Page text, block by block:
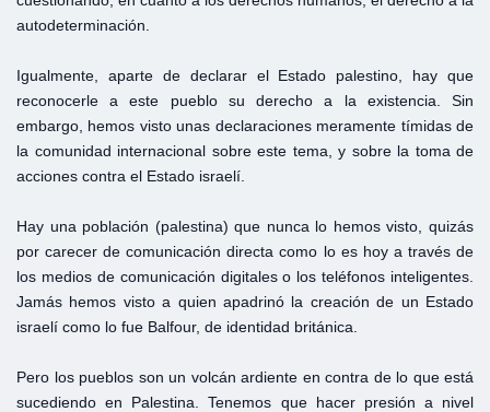
autodeterminación.
Igualmente, aparte de declarar el Estado palestino, hay que
reconocerle a este pueblo su derecho a la existencia. Sin
embargo, hemos visto unas declaraciones meramente tímidas de
la comunidad internacional sobre este tema, y sobre la toma de
acciones contra el Estado israelí.
Hay una población (palestina) que nunca lo hemos visto, quizás
por carecer de comunicación directa como lo es hoy a través de
los medios de comunicación digitales o los teléfonos inteligentes.
Jamás hemos visto a quien apadrinó la creación de un Estado
israelí como lo fue Balfour, de identidad británica.
Pero los pueblos son un volcán ardiente en contra de lo que está
sucediendo en Palestina. Tenemos que hacer presión a nivel